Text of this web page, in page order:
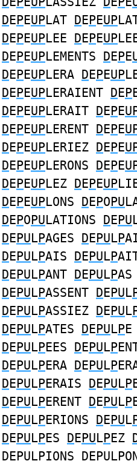
DEPEUPLAT DEPEUP
DEPEUPLEE DEPEUP
DEPEUPLEMENTS DEPE
DEPEUPLERA DEPEUP
DEPEUPLERAIENT DEP
DEPEUPLERAIT DEPE
DEPEUPLERENT DEPE
DEPEUPLERIEZ DEPE
DEPEUPLERONS DEPE
DEPEUPLEZ DEPEUP
DEPEUPLONS DEPOPU
DEPOPULATIONS DEPU
DEPULPAGES DEPULP
DEPULPAIS DEPULP
DEPULPANT DEPULPAS
DEPULPASSENT DEPUL
DEPULPASSIEZ DEPUL
DEPULPATES DEPULPE
DEPULPEES DEPULP
DEPULPERA DEPULP
DEPULPERAIS DEPULP
DEPULPERENT DEPULP
DEPULPERIONS DEPUL
DEPULPES DEPULPEZ
DEPULPIONS DEPULP